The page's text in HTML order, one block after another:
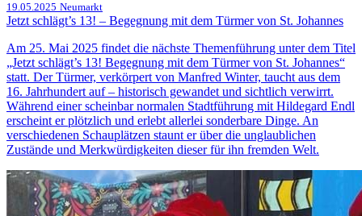
19.05.2025 Neumarkt
Jetzt schlägt’s 13! – Begegnung mit dem Türmer von St. Johannes
Am 25. Mai 2025 findet die nächste Themenführung unter dem Titel
„Jetzt schlägt’s 13! Begegnung mit dem Türmer von St. Johannes“
statt. Der Türmer, verkörpert von Manfred Winter, taucht aus dem
16. Jahrhundert auf – historisch gewandet und sichtlich verwirrt.
Während einer scheinbar normalen Stadtführung mit Hildegard Endl
erscheint er plötzlich und erlebt allerlei sonderbare Dinge. An
verschiedenen Schauplätzen staunt er über die unglaublichen
Zustände und Merkwürdigkeiten dieser für ihn fremden Welt.